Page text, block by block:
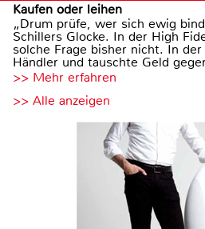
Kaufen oder leihen
„Drum prüfe, wer sich ewig
Schillers Glocke. In der High
solche Frage bisher nicht. In
Händler und tauschte Geld
>> Mehr erfahren
>> Alle anzeigen